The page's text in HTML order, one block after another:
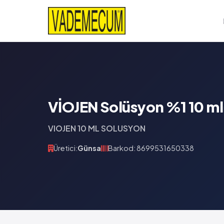
VİOJEN Solüsyon %1 10
VIOJEN 10 ML SOLUSYON
Üretici:Günsa Barkod: 8699531650338